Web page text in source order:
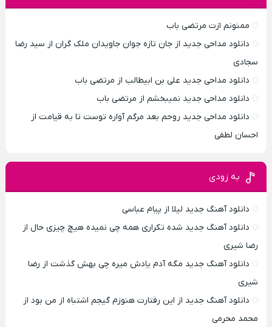
ممنونم ازت مرتضی باب
دانلود مداحی جدید از جان تازه جوان جاویدان ملک گران از سید رضا
سجادی
دانلود مداحی جدید علی بن ابیطالب از مرتضی باب
دانلود مداحی جدید نمیبخشم از مرتضی باب
دانلود مداحی جدید روحم بعد مرگم آواره توست تا به قیامت از
احسان لطفی
به زودی
دانلود آهنگ جدید لیلا از پیام عباسی
دانلود آهنگ جدید شده تکراری همه چی نمیده هیچ چیزی حال از
رضا شیری
دانلود آهنگ جدید مگه آدم یادش میره چی بهش گذشت از رضا
شیری
دانلود آهنگ جدید از این رفتارت هنوزم گیجم اشتباه از من بود از
محمد محرمی